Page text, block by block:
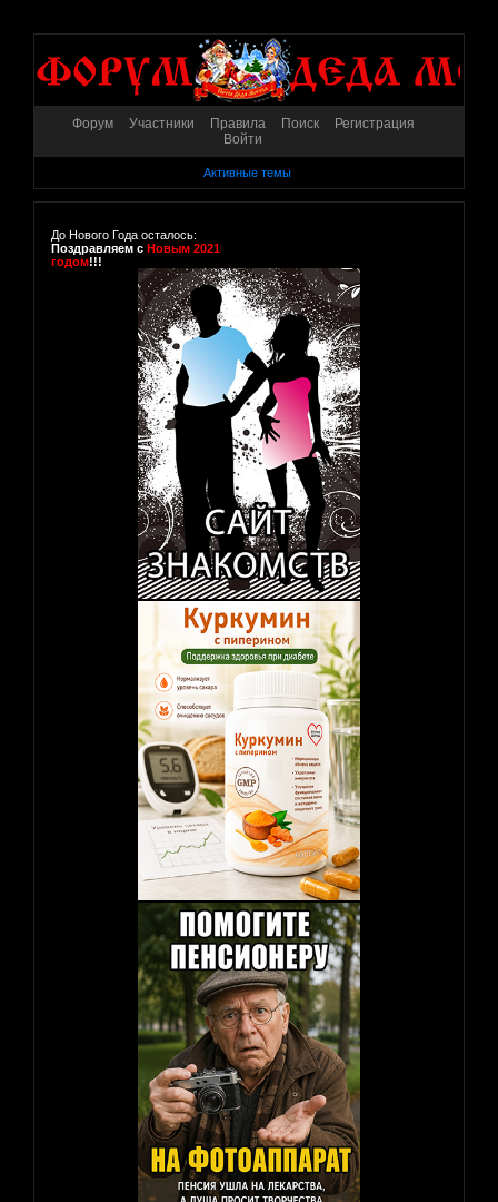
Форум Участники Правила Поиск
Регистрация
Войти
Активные темы
До Нового Года осталось:
Поздравляем с Новым 2021
годом!!!